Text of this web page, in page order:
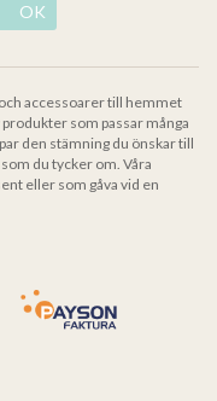
OK
accessoarer till hemmet
som passar många
den stämning du önskar till
du tycker om. Våra
eller som gåva vid en